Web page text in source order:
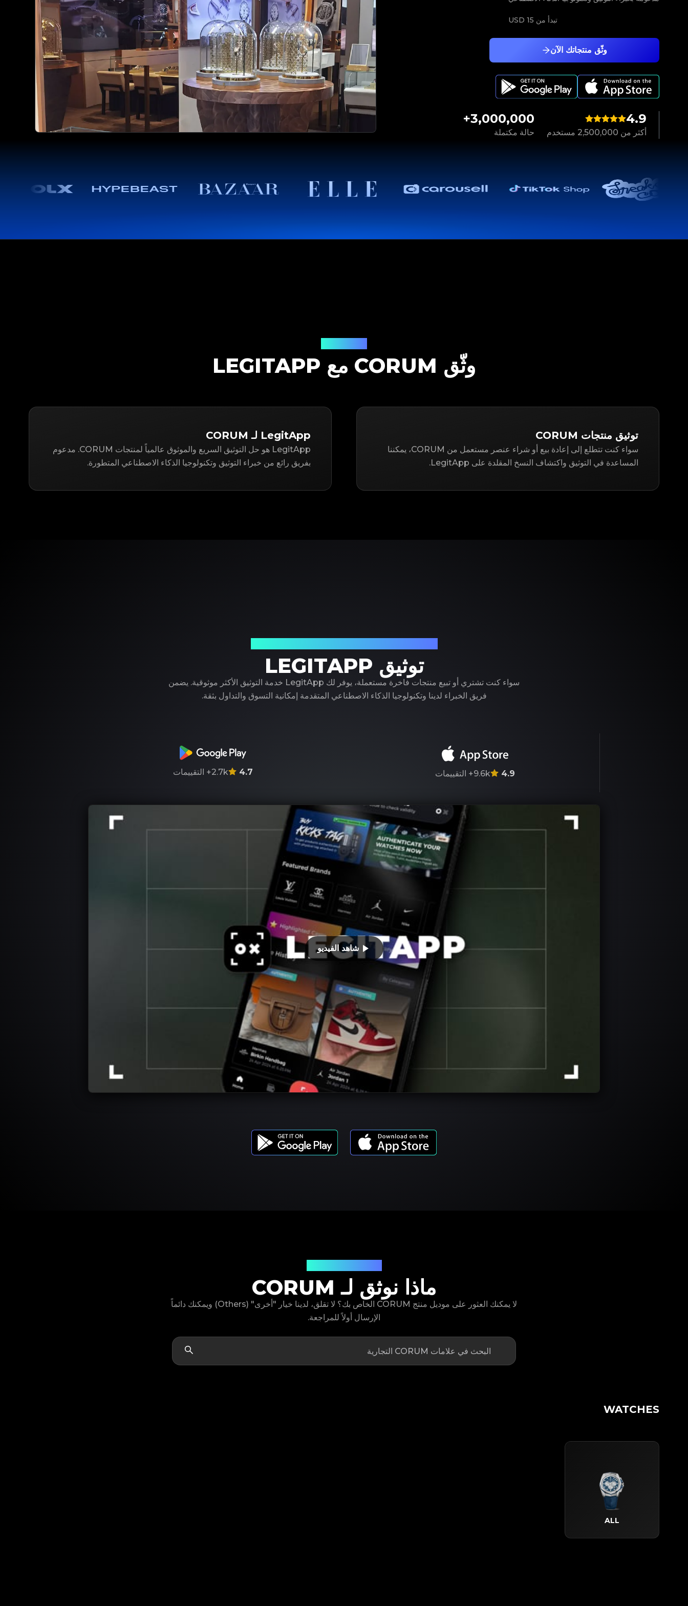
4.9
أكثر من 2,500,000 مستخدم
3,000,000+
حالة مكتملة
وثّق منتجاتك الآن
تبدأ من 15 USD
وثّق CORUM مع LEGITAPP
توثيق منتجات CORUM
سواء كنت تتطلع إلى إعادة بيع أو شراء عنصر مستعمل من CORUM، يمكننا
المساعدة في التوثيق واكتشاف النسخ المقلدة على LegitApp.
LegitApp لـ CORUM
LegitApp هو حل التوثيق السريع والموثوق عالمياً لمنتجات CORUM. مدعوم
بفريق رائع من خبراء التوثيق وتكنولوجيا الذكاء الاصطناعي المتطورة.
توثيق LEGITAPP
سواء كنت تشتري أو تبيع منتجات فاخرة مستعملة، يوفر لك LegitApp خدمة التوثيق الأكثر موثوقية. يضمن
فريق الخبراء لدينا وتكنولوجيا الذكاء الاصطناعي المتقدمة إمكانية التسوق والتداول بثقة.
4.9
9.6k+ التقييمات 4.7
2.7k+ التقييمات
شاهد الفيديو
ماذا نوثق لـ CORUM
لا يمكنك العثور على موديل منتج CORUM الخاص بك؟ لا تقلق، لدينا خيار "أخرى" (Others) ويمكنك دائماً
الإرسال أولاً للمراجعة.
WATCHES
ALL